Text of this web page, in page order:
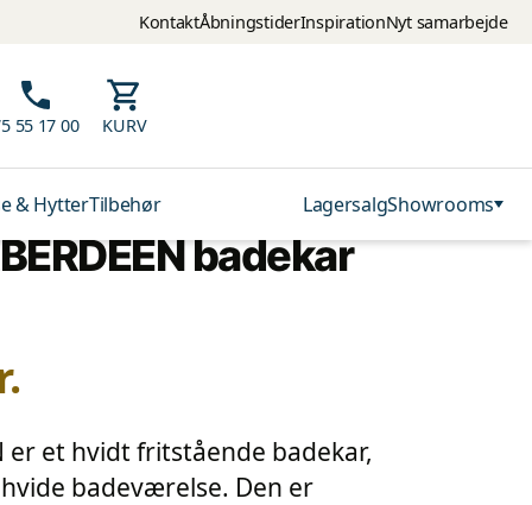
KontaktÅbningstiderInspirationNyt samarbejde
55 17 00 KURV
& HytterTilbehør LagersalgShowrooms
badekar
er et hvidt fritstående badekar,
badeværelse. Den er